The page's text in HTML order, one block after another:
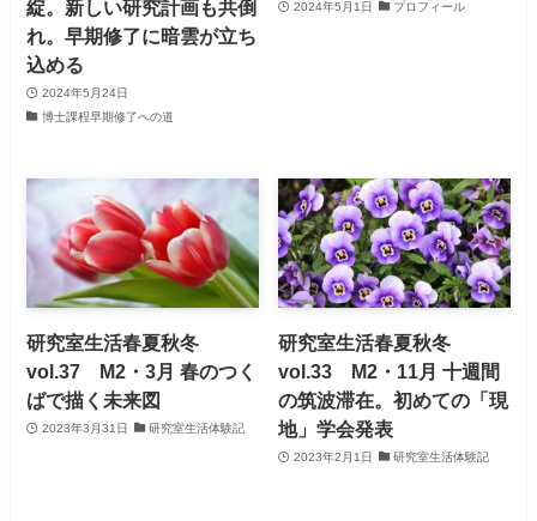
綻。新しい研究計画も共倒
れ。早期修了に暗雲が立ち
込める
2024年5月24日
博士課程早期修了への道
2024年5月1日 プロフィール
研究室生活春夏秋冬
vol.37 M2・3月 春のつく
ばで描く未来図
2023年3月31日 研究室生活体験記
研究室生活春夏秋冬
vol.33 M2・11月 十週間
の筑波滞在。初めての「現
地」学会発表
2023年2月1日 研究室生活体験記